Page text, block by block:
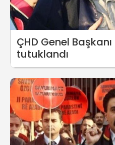
ÇHD Genel
tutuklandı